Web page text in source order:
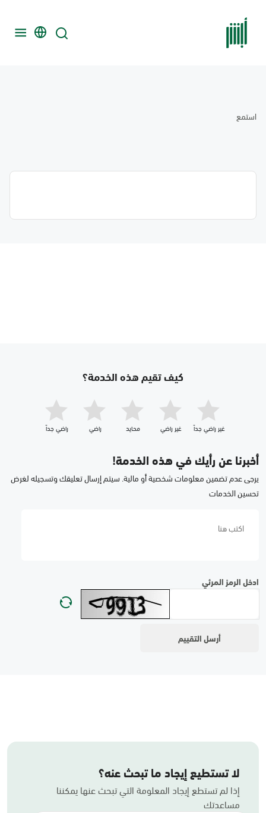
استمع
كيف تقيم هذه الخدمة؟
غير راضي جداّ غير راضي محايد راضي راضي جداّ
أخبرنا عن رأيك في هذه الخدمة!
يرجى عدم تضمين معلومات شخصية أو مالية. سيتم إرسال تعليقك وتسجيله لغرض
تحسين الخدمات
ادخل الرمز المرئي
لا تستطيع إيجاد ما تبحث عنه؟
إذا لم تستطع إيجاد المعلومة التي تبحث عنها يمكننا
مساعدتك